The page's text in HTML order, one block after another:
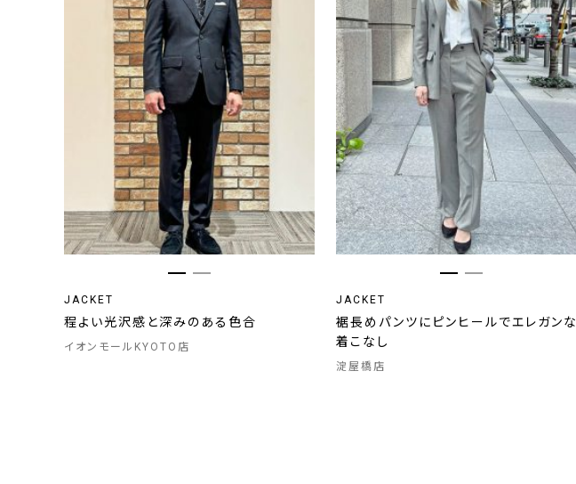
JACKET
程よい光沢感と深みのある色合
イオンモールKYOTO店
JACKET
裾長めパンツにピンヒールでエレガンな
着こなし
淀屋橋店